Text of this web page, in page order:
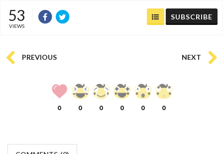
53
VIEWS
SUBSCRIBE
PREVIOUS NEXT
0 0 0 0 0 0